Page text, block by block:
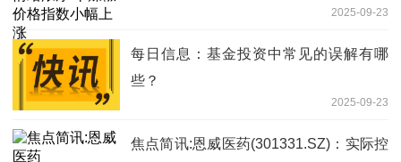
2025-09-23
每日信息：基金投资中常见的误解有哪
些？
2025-09-23
焦点简讯:恩威医药(301331.SZ)：实际控